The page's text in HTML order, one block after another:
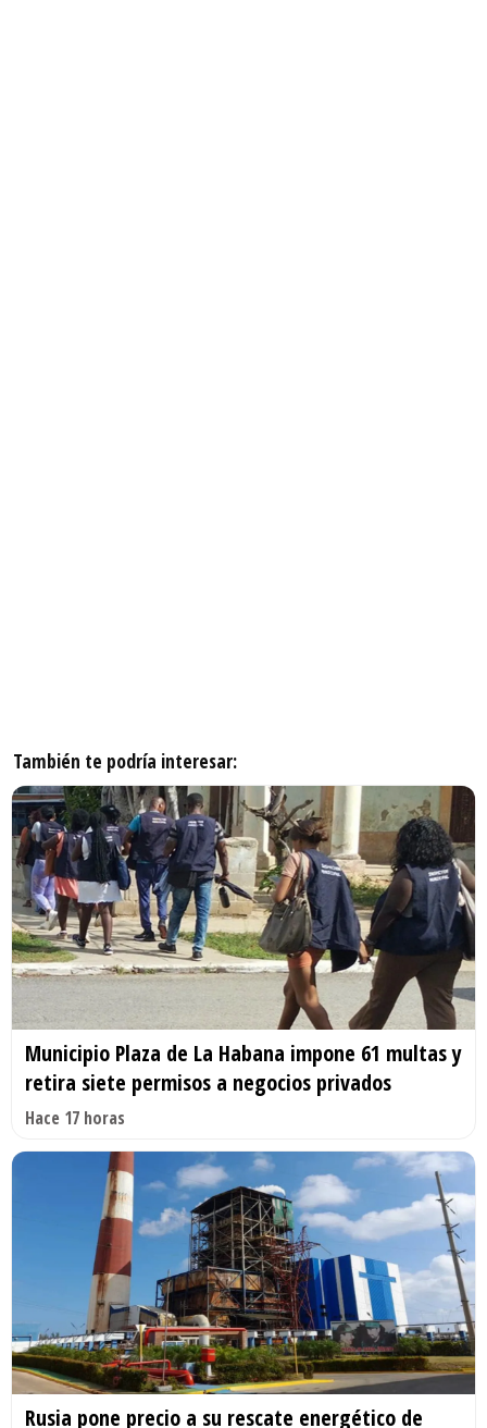
También te podría interesar:
Municipio Plaza de La Habana impone 61 multas y
retira siete permisos a negocios privados
Hace 17 horas
Rusia pone precio a su rescate energético de